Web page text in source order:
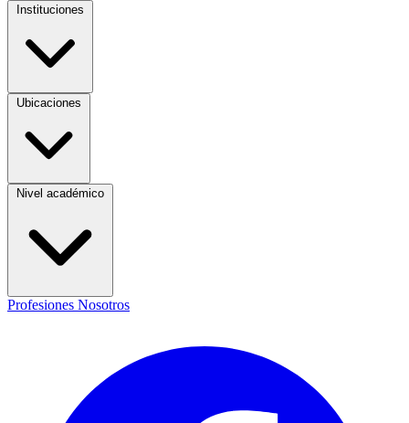
Instituciones
Ubicaciones
Nivel académico
Profesiones Nosotros